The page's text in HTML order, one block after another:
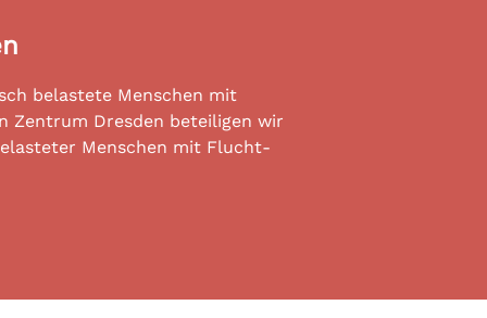
& Spenden
wbWflex
psychiatrische Pflege
belastete Menschen mit
Zentrum Dresden beteiligen wir
Menschen mit Flucht-